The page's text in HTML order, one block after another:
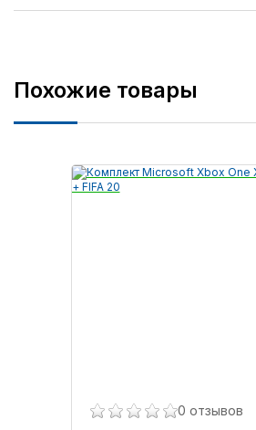
Похожие товары
0 отзывов